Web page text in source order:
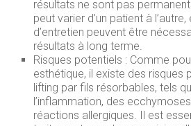
résultats ne sont pas
peut varier d’un patient à
d’entretien peuvent être
résultats à long terme.
Risques potentiels : Comme
esthétique, il existe des risques
lifting par fils résorbables, tels
l’inflammation, des
réactions allergiques. Il est